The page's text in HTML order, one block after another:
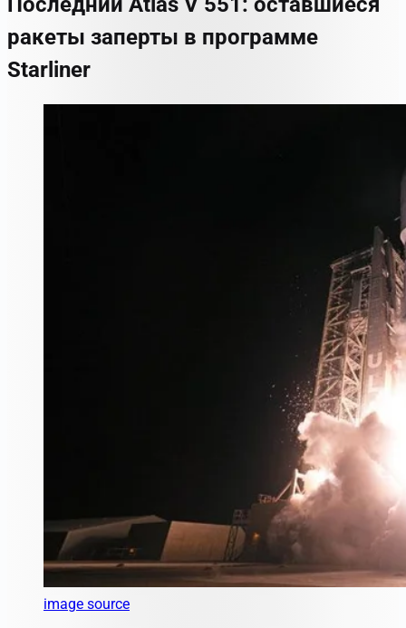
ракеты заперты в программе
Starliner
image source